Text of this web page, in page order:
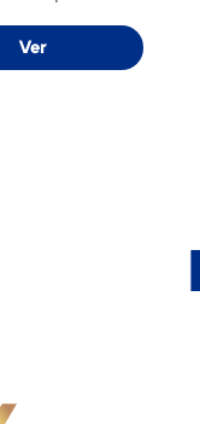
Ver